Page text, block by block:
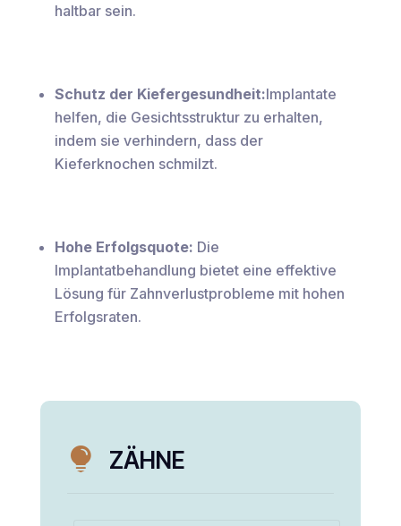
haltbar sein.
Schutz der Kiefergesundheit:Implantate
helfen, die Gesichtsstruktur zu erhalten,
indem sie verhindern, dass der
Kieferknochen schmilzt.
Hohe Erfolgsquote: Die
Implantatbehandlung bietet eine effektive
Lösung für Zahnverlustprobleme mit hohen
Erfolgsraten.
 ZÄHNE